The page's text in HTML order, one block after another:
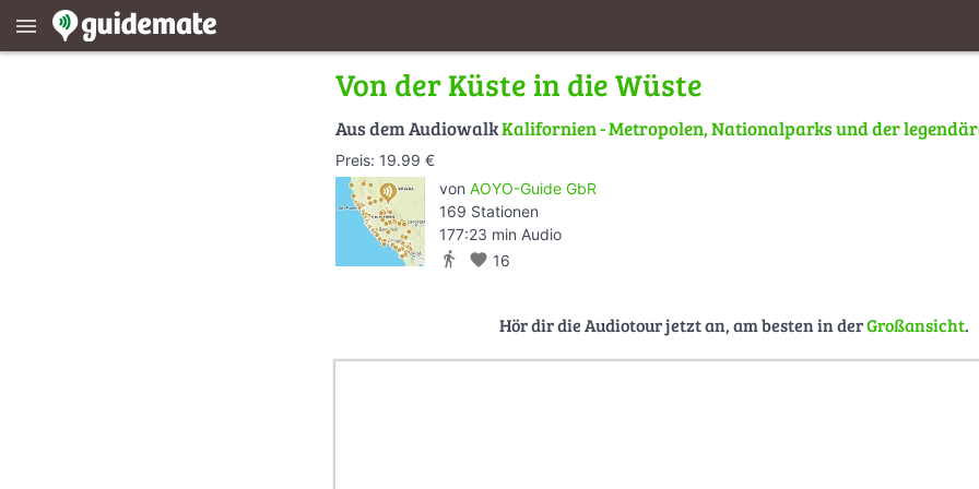
menu
Von der Küste in die Wüste
Aus dem AudiowalkKalifornien - Metropolen, Nationalparks und der
Preis: 19.99 €
von AOYO-Guide GbR
169 Stationen
177:23 min Audio
directions_walk favorite 16
Hör dir die Audiotour jetzt an, am besten in derGroßansicht.